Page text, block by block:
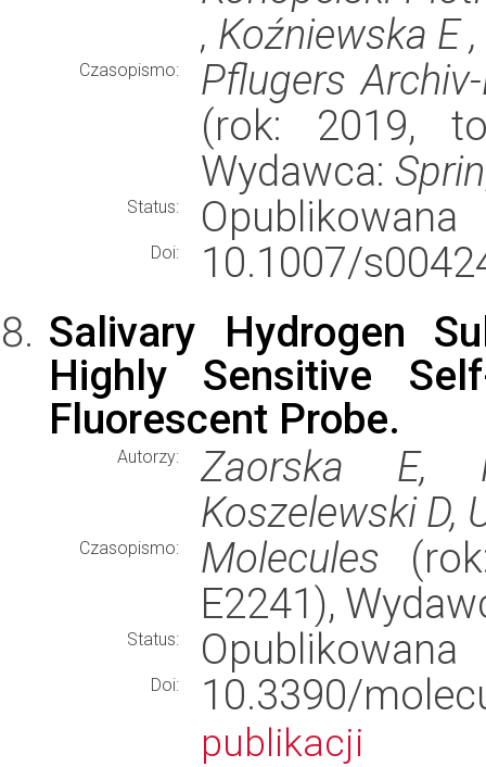
, Koźniewska E
Czasopismo:
Pflugers
(rok: 2019,
Wydawca:
Status: Opublikowana
Doi:
10.1007/
Salivary Hydrogen
Highly Sensitive
Fluorescent Probe.
Autorzy:
Zaorska E,
Koszelewski D,
Czasopismo: Molecules
E2241),
Status: Opublikowana
Doi: 10.3390/
publikacji